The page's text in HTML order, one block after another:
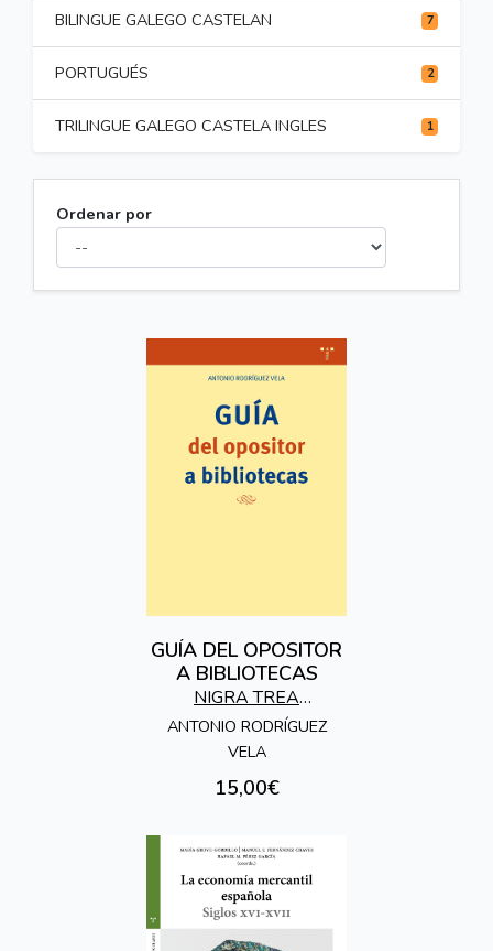
BILINGUE GALEGO CASTELAN 7
PORTUGUÉS 2
TRILINGUE GALEGO CASTELA INGLES 1
Ordenar por
GUÍA DEL OPOSITOR
A BIBLIOTECAS
NIGRA TREA
EDICIONES
ANTONIO RODRÍGUEZ
VELA
15,00€